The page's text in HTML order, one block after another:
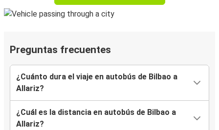
Preguntas frecuentes
¿Cuánto dura el viaje en autobús de Bilbao a
Allariz?
¿Cuál es la distancia en autobús de Bilbao a
Allariz?